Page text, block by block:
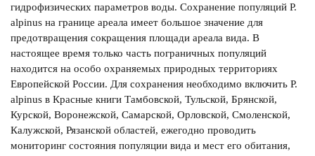
гидрофизических параметров воды. Сохранение популяций P.
alpinus на границе ареала имеет большое значение для
предотвращения сокращения площади ареала вида. В
настоящее время только часть пограничных популяций
находится на особо охраняемых природных территориях
Европейской России. Для сохранения необходимо включить P.
alpinus в Красные книги Тамбовской, Тульской, Брянской,
Курской, Воронежской, Самарской, Орловской, Смоленской,
Калужской, Рязанской областей, ежегодно проводить
мониторинг состояния популяции вида и мест его обитания,